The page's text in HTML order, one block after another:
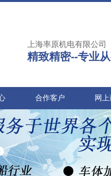
上海率原机电有限公司
精致精密--专业
合作客户 网